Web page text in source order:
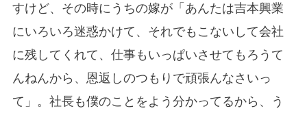
すけど、その時にうちの嫁が「あんたは吉本興業
にいろいろ迷惑かけて、それでもこないして会社
に残してくれて、仕事もいっぱいさせてもろうて
んねんから、恩返しのつもりで頑張んなさいっ
て」。社長も僕のことをよう分かってるから、う